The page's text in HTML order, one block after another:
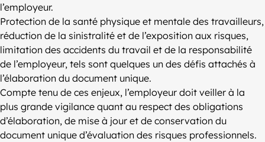
l’employeur.
Protection de la santé physique et mentale des travailleurs,
réduction de la sinistralité et de l’exposition aux risques,
limitation des accidents du travail et de la responsabilité
de l’employeur, tels sont quelques un des défis attachés à
l’élaboration du document unique.
Compte tenu de ces enjeux, l’employeur doit veiller à la
plus grande vigilance quant au respect des obligations
d’élaboration, de mise à jour et de conservation du
document unique d’évaluation des risques professionnels.